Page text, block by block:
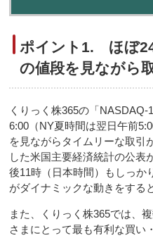
ポイント1. ほぼ
の値段を見ながら
くりっく株365の「
6:00（NY夏時間は翌日午前
を見ながらタイムリーな取引
した米国主要経済統計の公表
後11時（日本時間）もしっか
がダイナミックな動きをする
また、くりっく株365では、
さまにとって最も有利な買い